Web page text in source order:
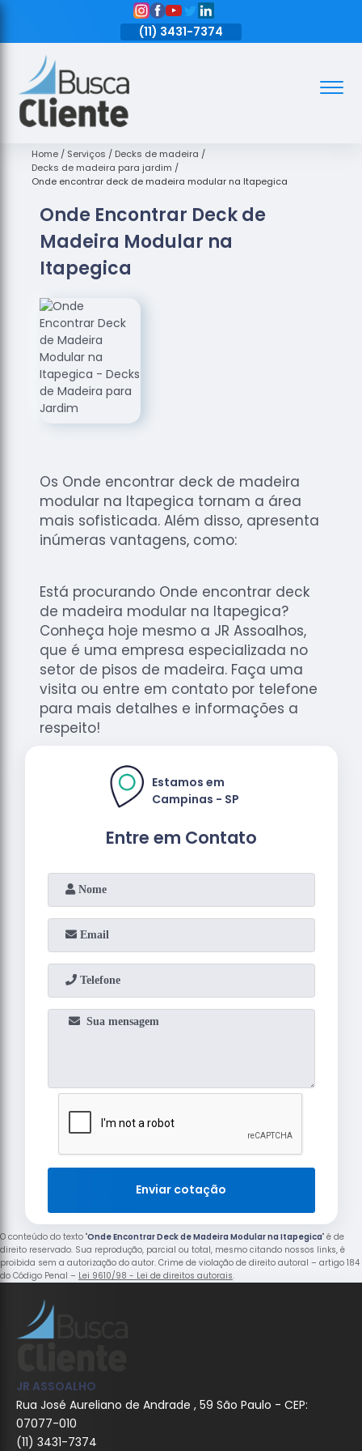
(11) 3431-7374
Assoalhos
de Madeira
Decks de
Empresas
de
Assoalhos
de Madeira
Loja de
Assoalhos
Raspagem
Assoalhos
Raspagem
de Tacos
de
Madeiras
Raspagens
Tacos de
Madeiras
Home Serviços
Decks de madeira
Decks de madeira para jardim
Onde encontrar deck de madeira modular na Itapegica
Onde Encontrar Deck de
Madeira Modular na
Itapegica
Os Onde encontrar deck de madeira
modular na Itapegica tornam a área
mais sofisticada. Além disso, apresenta
inúmeras vantagens, como:
Está procurando Onde encontrar deck
de madeira modular na Itapegica?
Conheça hoje mesmo a JR Assoalhos,
que é uma empresa especializada no
setor de pisos de madeira. Faça uma
visita ou entre em contato por telefone
para mais detalhes e informações a
respeito!
Entre em Contato
Estamos em
Campinas - SP
Enviar cotação
O conteúdo do texto "Onde Encontrar Deck de Madeira Modular na Itapegica" é de
direito reservado. Sua reprodução, parcial ou total, mesmo citando nossos links, é
proibida sem a autorização do autor. Crime de violação de direito autoral – artigo 184
do Código Penal – Lei 9610/98 - Lei de direitos autorais.
JR ASSOALHO
Rua José Aureliano de Andrade , 59 São Paulo - CEP:
07077-010
(11) 3431-7374